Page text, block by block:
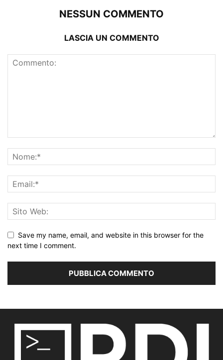
NESSUN COMMENTO
LASCIA UN COMMENTO
Save my name, email, and website in this browser for the
next time I comment.